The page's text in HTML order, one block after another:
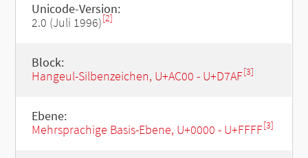
Unicode-Version:
2.0 (Juli 1996)[2]
Block:
Hangeul-Silbenzeichen, U+AC00 - U+D7AF[3]
Ebene:
Mehrsprachige Basis-Ebene, U+0000 - U+FFFF[3]